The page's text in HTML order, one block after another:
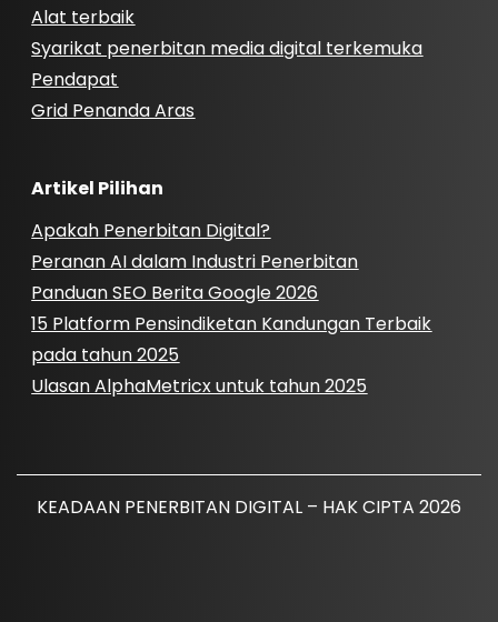
Alat terbaik
Syarikat penerbitan media digital terkemuka
Pendapat
Grid Penanda Aras
Artikel Pilihan
Apakah Penerbitan Digital?
Peranan AI dalam Industri Penerbitan
Panduan SEO Berita Google 2026
15 Platform Pensindiketan Kandungan Terbaik
pada tahun 2025
Ulasan AlphaMetricx untuk tahun 2025
KEADAAN PENERBITAN DIGITAL – HAK CIPTA 2026